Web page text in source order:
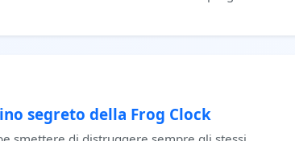
segreto della Frog Clock